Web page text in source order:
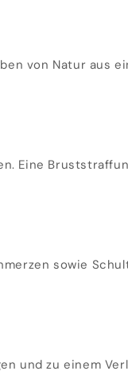
von Natur aus
Eine
sowie
und zu einem